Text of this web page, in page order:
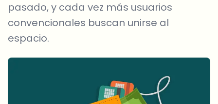
pasado, y cada vez más usuarios
convencionales buscan unirse al
espacio.